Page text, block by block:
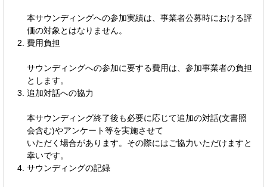
本サウンディングへの参加実績は、事業者公募時における評
価の対象とはなりません。
費用負担
サウンディングへの参加に要する費用は、参加事業者の負担
とします。
追加対話への協力
本サウンディング終了後も必要に応じて追加の対話(文書照
会含む)やアンケート等を実施させて
いただく場合があります。その際にはご協力いただけますと
幸いです。
サウンディングの記録